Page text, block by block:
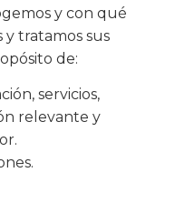
y con qué
y tratamos sus
de:
servicios,
relevante y